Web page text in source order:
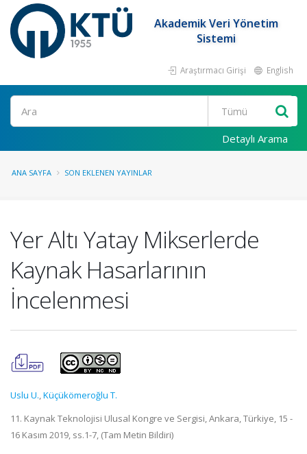
Akademik Veri Yönetim
Sistemi
Araştırmacı Girişi English
Ara
Detaylı Arama
ANA SAYFA SON EKLENEN YAYINLAR
Yer Altı Yatay Mikserlerde
Kaynak Hasarlarının
İncelenmesi
Uslu U.,Küçükömeroğlu T.
11. Kaynak Teknolojisi Ulusal Kongre ve Sergisi, Ankara, Türkiye, 15 -
16 Kasım 2019, ss.1-7, (Tam Metin Bildiri)